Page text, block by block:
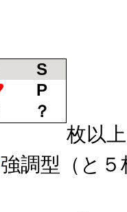
S
P
？
枚以
強調型（と５